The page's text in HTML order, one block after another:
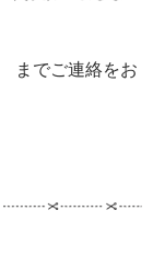
までご連絡をお